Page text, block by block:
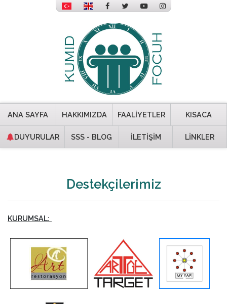
ANA SAYFA HAKKIMIZDA FAALİYETLER KISACA
DUYURULAR SSS - BLOG İLETİŞİM LİNKLER
Destekçilerimiz
KURUMSAL: